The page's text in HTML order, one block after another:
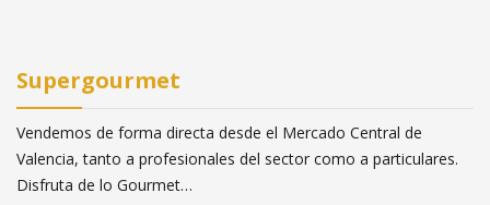
Supergourmet
Vendemos de forma directa desde el Mercado Central de
Valencia, tanto a profesionales del sector como a particulares.
Disfruta de lo Gourmet…